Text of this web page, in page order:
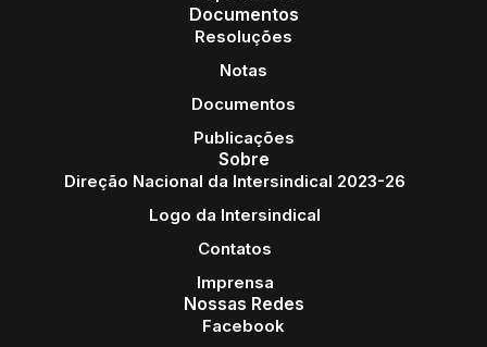
Documentos
Resoluções
Notas
Documentos
Publicações
Sobre
Direção Nacional da Intersindical 2023-26
Logo da Intersindical
Contatos
Imprensa
Nossas Redes
Facebook